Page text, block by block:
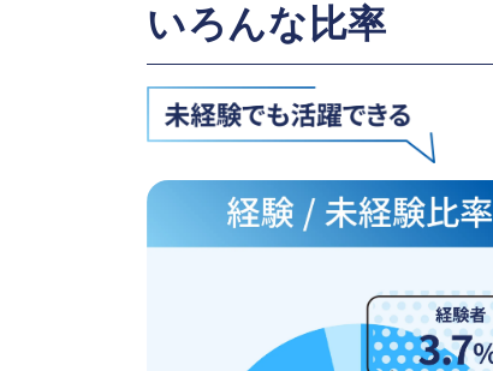
いろんな比率